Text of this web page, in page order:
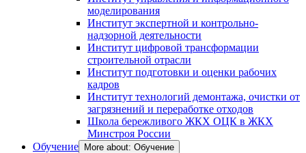
моделирования
Институт экспертной и контрольно-
надзорной деятельности
Институт цифровой трансформации
строительной отрасли
Институт подготовки и оценки рабочих
кадров
Институт технологий демонтажа, очистки от
загрязнений и переработке отходов
Школа бережливого ЖКХ ОЦК в ЖКХ
Минстроя России
Обучение
More about: Обучение